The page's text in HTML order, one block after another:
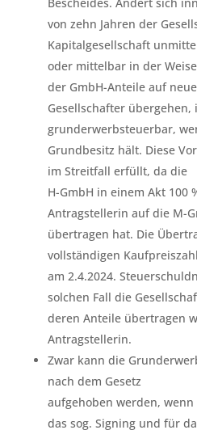
Bescheides. Ändert sich
von zehn Jahren der
Kapitalgesellschaft
oder mittelbar in der
der GmbH-Anteile auf neue
Gesellschafter übergehen,
grunderwerbsteuerbar,
Grundbesitz hält. Diese
im Streitfall erfüllt, da die
H-GmbH in einem Akt 100
Antragstellerin auf die M-
übertragen hat. Die
vollständigen
am 2.4.2024.
solchen Fall die
deren Anteile übertragen
Antragstellerin.
Zwar kann die
nach dem Gesetz
aufgehoben werden,
das sog. Signing und für